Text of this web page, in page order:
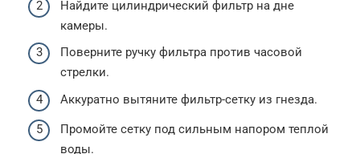
Найдите цилиндрический фильтр на дне
камеры.
Поверните ручку фильтра против часовой
стрелки.
Аккуратно вытяните фильтр-сетку из гнезда.
Промойте сетку под сильным напором теплой
воды.